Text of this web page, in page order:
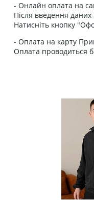
- Онлайн оплата на
Після введення
Натисніть кнопку
- Оплата на карту
Оплата проводиться